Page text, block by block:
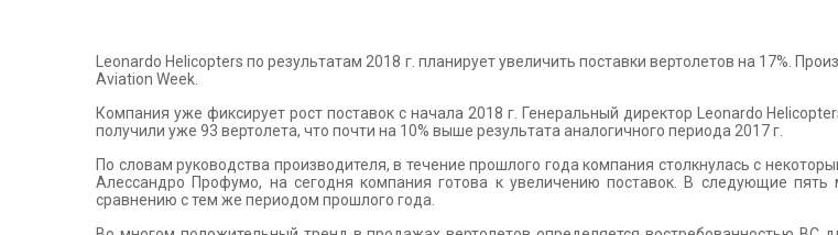
Leonardo Helicopters по результатам 2018 г. планирует увеличить поставки вертолетов на 17%.
Aviation Week.
Компания уже фиксирует рост поставок с начала 2018 г. Генеральный директор Leonardo
получили уже 93 вертолета, что почти на 10% выше результата аналогичного периода 2017 г.
По словам руководства производителя, в течение прошлого года компания столкнулась с
Алессандро Профумо, на сегодня компания готова к увеличению поставок. В следующие
сравнению с тем же периодом прошлого года.